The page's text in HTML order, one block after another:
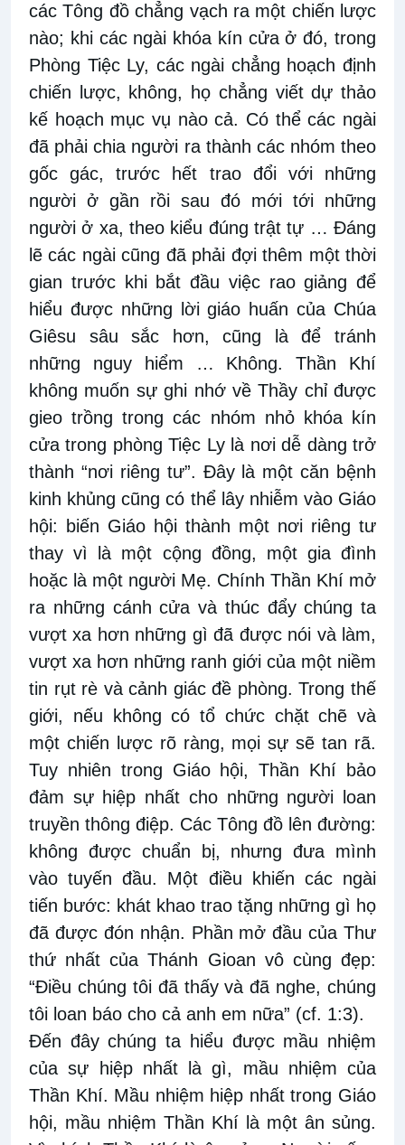
các Tông đồ chẳng vạch ra một chiến lược
nào; khi các ngài khóa kín cửa ở đó, trong
Phòng Tiệc Ly, các ngài chẳng hoạch định
chiến lược, không, họ chẳng viết dự thảo
kế hoạch mục vụ nào cả. Có thể các ngài
đã phải chia người ra thành các nhóm theo
gốc gác, trước hết trao đổi với những
người ở gần rồi sau đó mới tới những
người ở xa, theo kiểu đúng trật tự … Đáng
lẽ các ngài cũng đã phải đợi thêm một thời
gian trước khi bắt đầu việc rao giảng để
hiểu được những lời giáo huấn của Chúa
Giêsu sâu sắc hơn, cũng là để tránh
những nguy hiểm … Không. Thần Khí
không muốn sự ghi nhớ về Thầy chỉ được
gieo trồng trong các nhóm nhỏ khóa kín
cửa trong phòng Tiệc Ly là nơi dễ dàng trở
thành “nơi riêng tư”. Đây là một căn bệnh
kinh khủng cũng có thể lây nhiễm vào Giáo
hội: biến Giáo hội thành một nơi riêng tư
thay vì là một cộng đồng, một gia đình
hoặc là một người Mẹ. Chính Thần Khí mở
ra những cánh cửa và thúc đẩy chúng ta
vượt xa hơn những gì đã được nói và làm,
vượt xa hơn những ranh giới của một niềm
tin rụt rè và cảnh giác đề phòng. Trong thế
giới, nếu không có tổ chức chặt chẽ và
một chiến lược rõ ràng, mọi sự sẽ tan rã.
Tuy nhiên trong Giáo hội, Thần Khí bảo
đảm sự hiệp nhất cho những người loan
truyền thông điệp. Các Tông đồ lên đường:
không được chuẩn bị, nhưng đưa mình
vào tuyến đầu. Một điều khiến các ngài
tiến bước: khát khao trao tặng những gì họ
đã được đón nhận. Phần mở đầu của Thư
thứ nhất của Thánh Gioan vô cùng đẹp:
“Điều chúng tôi đã thấy và đã nghe, chúng
tôi loan báo cho cả anh em nữa” (cf. 1:3).
Đến đây chúng ta hiểu được mầu nhiệm
của sự hiệp nhất là gì, mầu nhiệm của
Thần Khí. Mầu nhiệm hiệp nhất trong Giáo
hội, mầu nhiệm Thần Khí là một ân sủng.